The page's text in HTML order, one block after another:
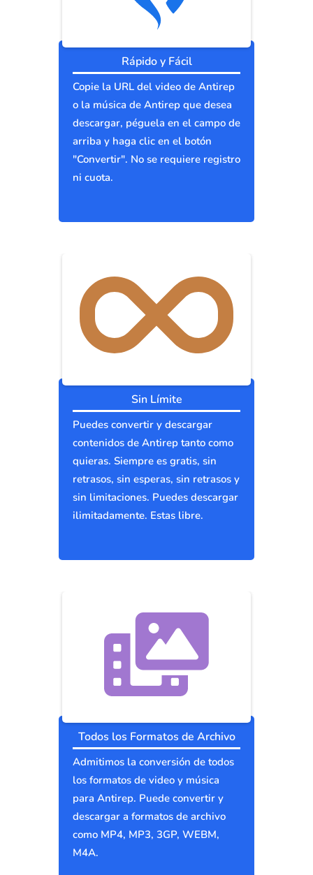
Rápido y Fácil
Copie la URL del video de Antirep
o la música de Antirep que desea
descargar, péguela en el campo de
arriba y haga clic en el botón
"Convertir". No se requiere registro
ni cuota.
Sin Límite
Puedes convertir y descargar
contenidos de Antirep tanto como
quieras. Siempre es gratis, sin
retrasos, sin esperas, sin retrasos y
sin limitaciones. Puedes descargar
ilimitadamente. Estas libre.
Todos los Formatos de Archivo
Admitimos la conversión de todos
los formatos de video y música
para Antirep. Puede convertir y
descargar a formatos de archivo
como MP4, MP3, 3GP, WEBM,
M4A.